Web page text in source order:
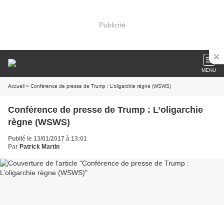
Publicité
MENU
Accueil » Conférence de presse de Trump : L’oligarchie règne (WSWS)
Conférence de presse de Trump : L’oligarchie
règne (WSWS)
Publié le 13/01/2017 à 13:01
Par Patrick Martin